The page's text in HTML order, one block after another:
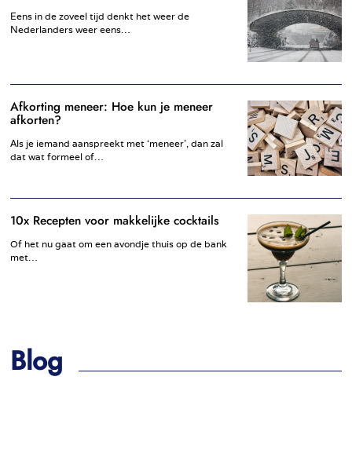
Eens in de zoveel tijd denkt het weer de
Nederlanders weer eens…
Afkorting meneer: Hoe kun je meneer
afkorten?
Als je iemand aanspreekt met ‘meneer’, dan zal
dat wat formeel of…
10x Recepten voor makkelijke cocktails
Of het nu gaat om een avondje thuis op de bank
met…
Blog